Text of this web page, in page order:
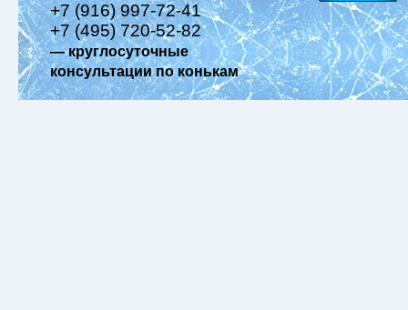
+7 (916) 997-72-41
+7 (495) 720-52-82
— круглосуточные
консультации по конькам